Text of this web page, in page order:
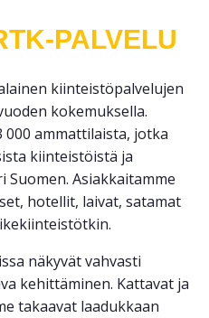
PALVELU
kiinteistöpalvelujen
kokemuksella.
000 ammattilaista, jotka
kiinteistöistä ja
Asiakkaitamme
hotellit, laivat, satamat
näkyvät vahvasti
kehittäminen. Kattavat ja
takaavat laadukkaan